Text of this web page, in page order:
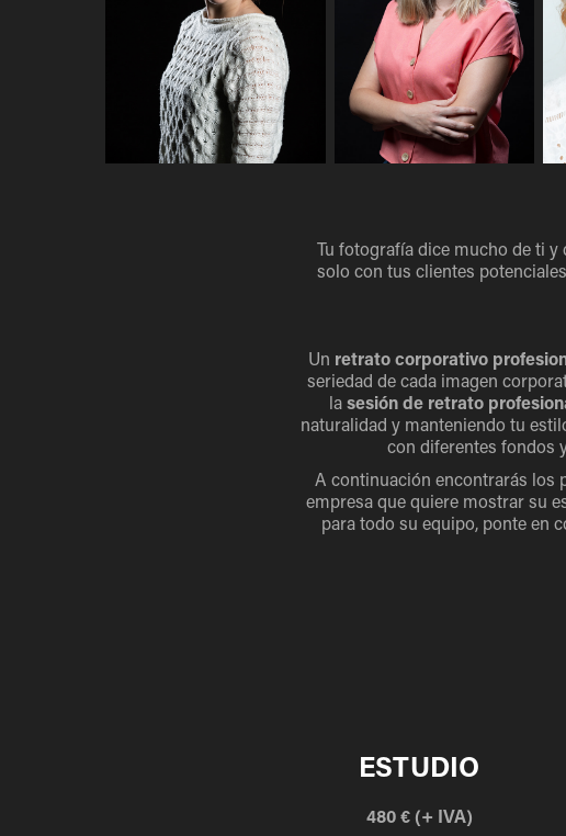
Tu fotografía dice mucho de ti
solo con tus clientes
Un retrato corporativo
seriedad de cada imagen
lasesión de retrato
naturalidad y manteniendo tu
con diferentes fondos
A continuación encontrarás los
empresa que quiere mostrar su
para todo su equipo, ponte en
ESTUDIO
480 € (+ IVA)